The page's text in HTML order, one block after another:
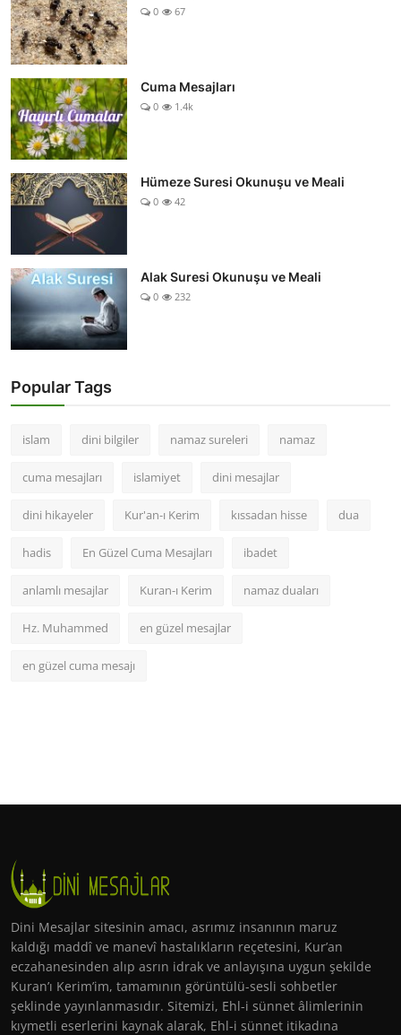
0 67
Cuma Mesajları
0 1.4k
Hümeze Suresi Okunuşu ve Meali
0 42
Alak Suresi Okunuşu ve Meali
0 232
Popular Tags
islam dini bilgiler namaz sureleri namaz
cuma mesajları islamiyet dini mesajlar
dini hikayeler Kur'an-ı Kerim kıssadan hisse dua
hadis En Güzel Cuma Mesajları ibadet
anlamlı mesajlar Kuran-ı Kerim namaz duaları
Hz. Muhammed en güzel mesajlar
en güzel cuma mesajı
Dini Mesajlar sitesinin amacı, asrımız insanının maruz
kaldığı maddî ve manevî hastalıkların reçetesini, Kur’an
eczahanesinden alıp asrın idrak ve anlayışına uygun şekilde
Kuran’ı Kerim’im, tamamının görüntülü-sesli sohbetler
şeklinde yayınlanmasıdır. Sitemizi, Ehl-i sünnet âlimlerinin
kıymetli eserlerini kaynak alarak, Ehl-i sünnet itikadına